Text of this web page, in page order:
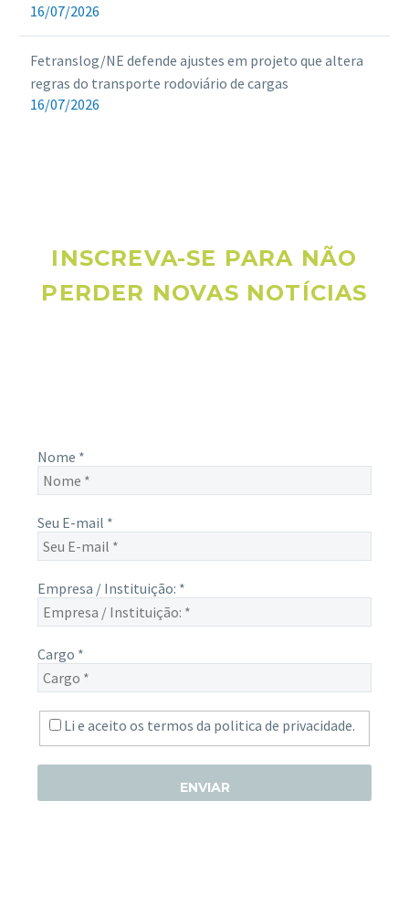
16/07/2026
Fetranslog/NE defende ajustes em projeto que altera
regras do transporte rodoviário de cargas
16/07/2026
INSCREVA-SE PARA NÃO
PERDER NOVAS NOTÍCIAS
Nome *
Seu E-mail *
Empresa / Instituição: *
Cargo *
Li e aceito os termos da politica de privacidade.